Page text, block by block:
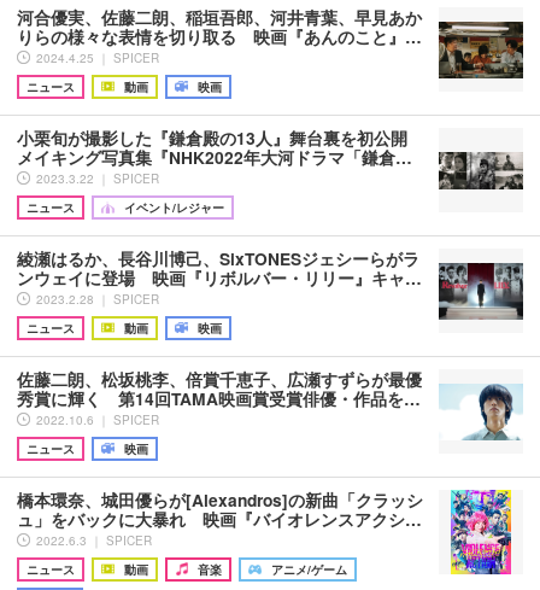
河合優実、佐藤二朗、稲垣吾郎、河井青葉、早見あか
りらの様々な表情を切り取る 映画『あんのこと』…
2024.4.25 ｜ SPICER
ニュース
動画 映画
小栗旬が撮影した『鎌倉殿の13人』舞台裏を初公開
メイキング写真集『NHK2022年大河ドラマ「鎌倉…
2023.3.22 ｜ SPICER
ニュース
イベント/レジャー
綾瀬はるか、長谷川博己、SixTONESジェシーらがラ
ンウェイに登場 映画『リボルバー・リリー』キャ…
2023.2.28 ｜ SPICER
ニュース
動画 映画
佐藤二朗、松坂桃李、倍賞千恵子、広瀬すずらが最優
秀賞に輝く 第14回TAMA映画賞受賞俳優・作品を…
2022.10.6 ｜ SPICER
ニュース
映画
橋本環奈、城田優らが[Alexandros]の新曲「クラッシ
ュ」をバックに大暴れ 映画『バイオレンスアクシ…
2022.6.3 ｜ SPICER
ニュース
動画 音楽
アニメ/ゲーム